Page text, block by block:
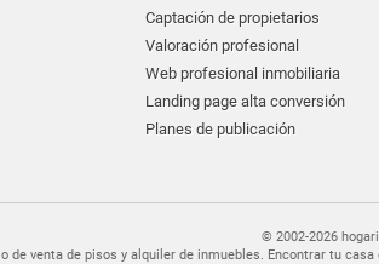
Captación de propietarios
Valoración profesional
Web profesional inmobiliaria
Landing page alta conversión
Planes de publicación
© 2002-2026
de venta de pisos y alquiler de inmuebles. Encontrar tu